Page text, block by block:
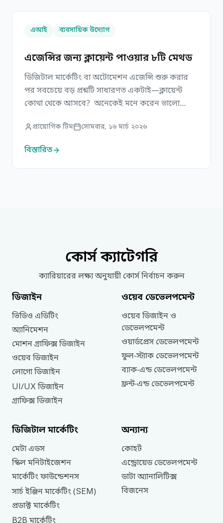
এআই ব্যবসায়িক উদ্যোগ
এজেন্সির জন্য ক্লায়েন্ট পাওয়ার ৮টি মেথড
ডিজিটাল মার্কেটিং বা অটোমেশন এজেন্সি শুরু করার
পর সবচেয়ে বড় প্রশ্নটি সাধারণত একটাই—ক্লায়েন্ট
কোথা থেকে আসবে? অনেকেই মনে করেন ভালো
বিষয়টি এত সহজ নয়। নতুন এজেন্সিকে সাধারণত
নিজেই প্রথম ক্লায়েন্ট খুঁজে বের করতে হয়। ভালো খবর
হলো—ক্লায়েন্ট পাওয়ার জন্য একটাই পথ নেই। বরং
বিভিন্ন ধরনের পদ্ধতি আছে, এবং […]
প্রায়োগিক টিম সোমবার, ১৬ মার্চ ২০২৬
বিস্তারিত
কোর্স ক্যাটেগরি
ক্যারিয়ারের লক্ষ্য অনুযায়ী কোর্স নির্বাচন করুন
ডিজাইন
ভিডিও এডিটিং
অ্যানিমেশন
মোশনগ্রাফিক্সডিজাইন
ওয়েবডিজাইন
লোগোডিজাইন
UI/UX ডিজাইন
গ্রাফিক্সডিজাইন
ওয়েব ডেভেলপমেন্ট
ওয়েবডিজাইনও
ডেভেলপমেন্ট
ওয়ার্ডপ্রেস ডেভেলপমেন্ট
ফুল-স্ট্যাক ডেভেলপমেন্ট
ব্যাক-এন্ড ডেভেলপমেন্ট
ফ্রন্ট-এন্ড ডেভেলপমেন্ট
ডিজিটাল মার্কেটিং
মেটাএডস
স্কিলমনিটাইজেশন
মার্কেটিংফাউন্ডেশনস
সার্চইঞ্জিনমার্কেটিং(SEM)
প্রডাক্টমার্কেটিং
B2B
অন্যান্য
কোহর্ট
এন্ড্রোয়েড ডেভেলপমেন্ট
ডাটাঅ্যানালিটিক্স
বিজনেস